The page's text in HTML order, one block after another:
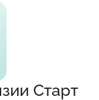
Старт